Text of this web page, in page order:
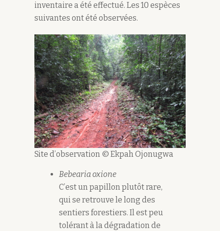
inventaire a été effectué. Les 10 espèces
suivantes ont été observées.
Site d’observation © Ekpah Ojonugwa
Bebearia oxione
C’est un papillon plutôt rare,
qui se retrouve le long des
sentiers forestiers. Il est peu
tolérant à la dégradation de